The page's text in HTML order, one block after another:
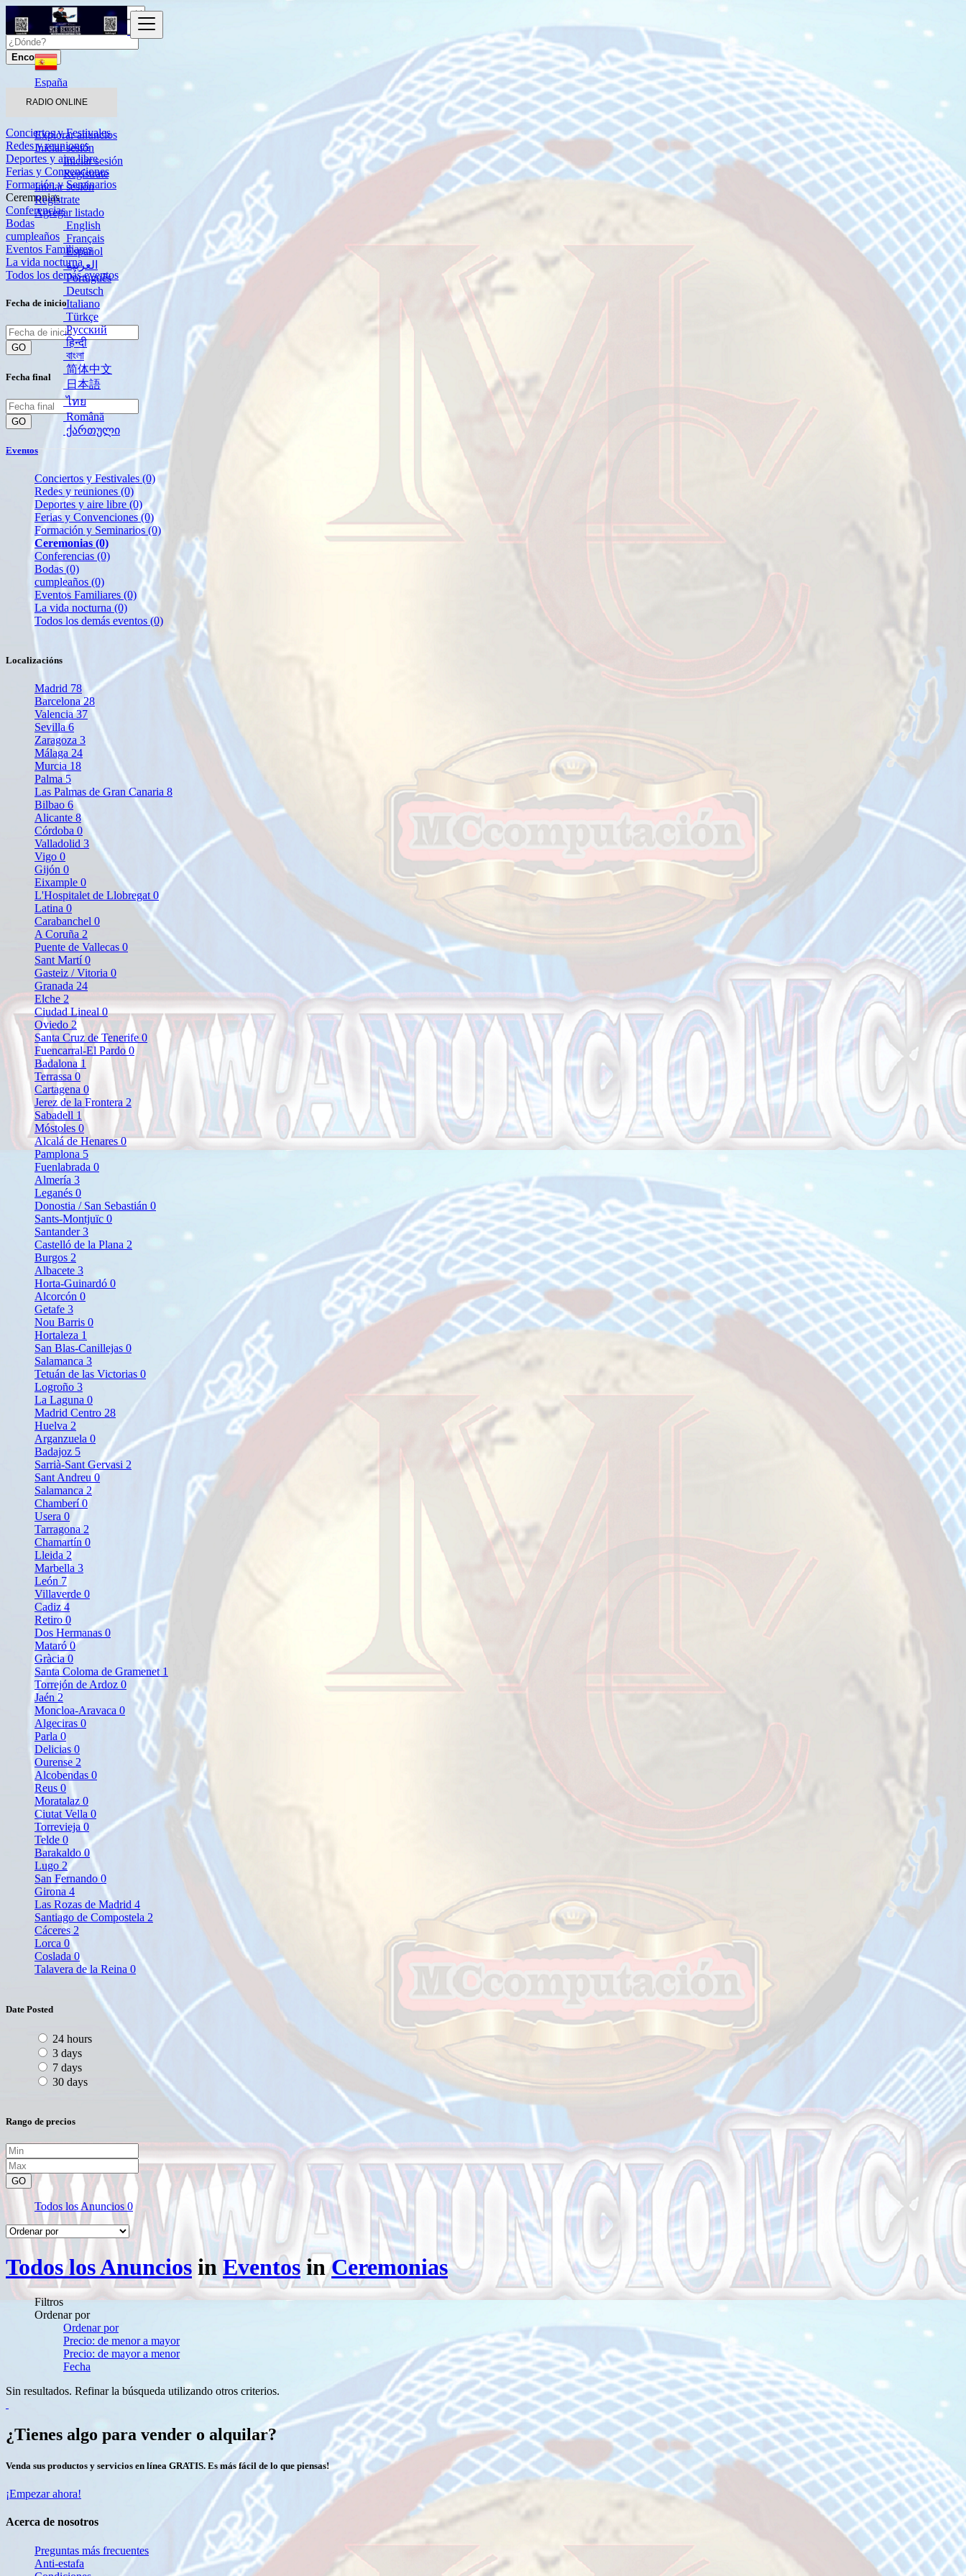
RADIO ONLINE
Explorar anuncios
Iniciar sesión
Iniciar sesión
Regístrate
Iniciar sesión
Regístrate
Agregar listado
English
Français
Español
العربية
Português
Deutsch
Italiano
Türkçe
Русский
हिन्दी
বাংলা
简体中文
日本語
ไทย
Română
ქართული
Encontrar
España
Ceremonias
Conciertos y Festivales
Redes y reuniones
Deportes y aire libre
Ferias y Convenciones
Formación y Seminarios
Ceremonias
Conferencias
Bodas
cumpleaños
Eventos Familiares
La vida nocturna
Todos los demás eventos
Fecha de inicio
GO
Fecha final
GO
Eventos
Conciertos y Festivales (0)
Redes y reuniones (0)
Deportes y aire libre (0)
Ferias y Convenciones(0)
Formación y Seminarios(0)
Ceremonias (0)
Conferencias (0)
Bodas (0)
cumpleaños (0)
Eventos Familiares (0)
La vida nocturna (0)
Todos los demás eventos (0)
Localizacións
Madrid 78
Barcelona28
Valencia37
Sevilla6
Zaragoza 3
Málaga 24
Murcia 18
Palma 5
Las Palmas de Gran Canaria 8
Bilbao 6
Alicante 8
Córdoba 0
Valladolid 3
Vigo 0
Gijón 0
Eixample 0
L'Hospitalet de Llobregat 0
Latina 0
Carabanchel 0
A Coruña 2
Puente de Vallecas 0
Sant Martí0
Gasteiz / Vitoria 0
Granada 24
Elche 2
Ciudad Lineal0
Oviedo2
Santa Cruz de Tenerife 0
Fuencarral-El Pardo 0
Badalona 1
Terrassa 0
Cartagena 0
Jerez de la Frontera 2
Sabadell 1
Móstoles 0
Alcalá de Henares0
Pamplona 5
Fuenlabrada 0
Almería 3
Leganés 0
Donostia / San Sebastián 0
Sants-Montjuïc 0
Santander3
Castelló de la Plana 2
Burgos 2
Albacete 3
Horta-Guinardó 0
Alcorcón 0
Getafe 3
Nou Barris 0
Hortaleza 1
San Blas-Canillejas 0
Salamanca 3
Tetuán de las Victorias 0
Logroño 3
La Laguna 0
Madrid Centro 28
Huelva 2
Arganzuela 0
Badajoz 5
Sarrià-Sant Gervasi 2
Sant Andreu0
Salamanca 2
Chamberí0
Usera 0
Tarragona 2
Chamartín 0
Lleida 2
Marbella 3
León 7
Villaverde 0
Cadiz 4
Retiro 0
Dos Hermanas 0
Mataró0
Gràcia0
Santa Coloma de Gramenet 1
Torrejón de Ardoz 0
Jaén 2
Moncloa-Aravaca 0
Algeciras 0
Parla 0
Delicias 0
Ourense 2
Alcobendas 0
Reus 0
Moratalaz 0
Ciutat Vella 0
Torrevieja 0
Telde 0
Barakaldo0
Lugo 2
San Fernando0
Girona 4
Las Rozas de Madrid 4
Santiago de Compostela 2
Cáceres 2
Lorca 0
Coslada 0
Talavera de la Reina 0
Date Posted
24 hours
3 days
7 days
30 days
Rango de precios
GO
Todos los Anuncios0
Todos los Anuncios inEventosinCeremonias
Filtros
Ordenar por
Ordenar por
Precio: de menor a mayor
Precio: de mayor a menor
Fecha
Sin resultados. Refinar la búsqueda utilizando otros criterios.
¿Tienes algo para vender o alquilar?
Venda sus productos y servicios en línea GRATIS. Es más fácil de lo que piensas!
¡Empezar ahora!
Acerca de nosotros
Preguntas más frecuentes
Anti-estafa